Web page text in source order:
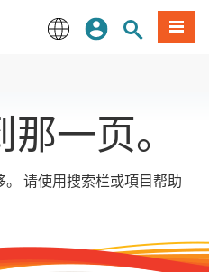
登录网站搜索
項目
一页。
请使用搜索栏或項目帮助